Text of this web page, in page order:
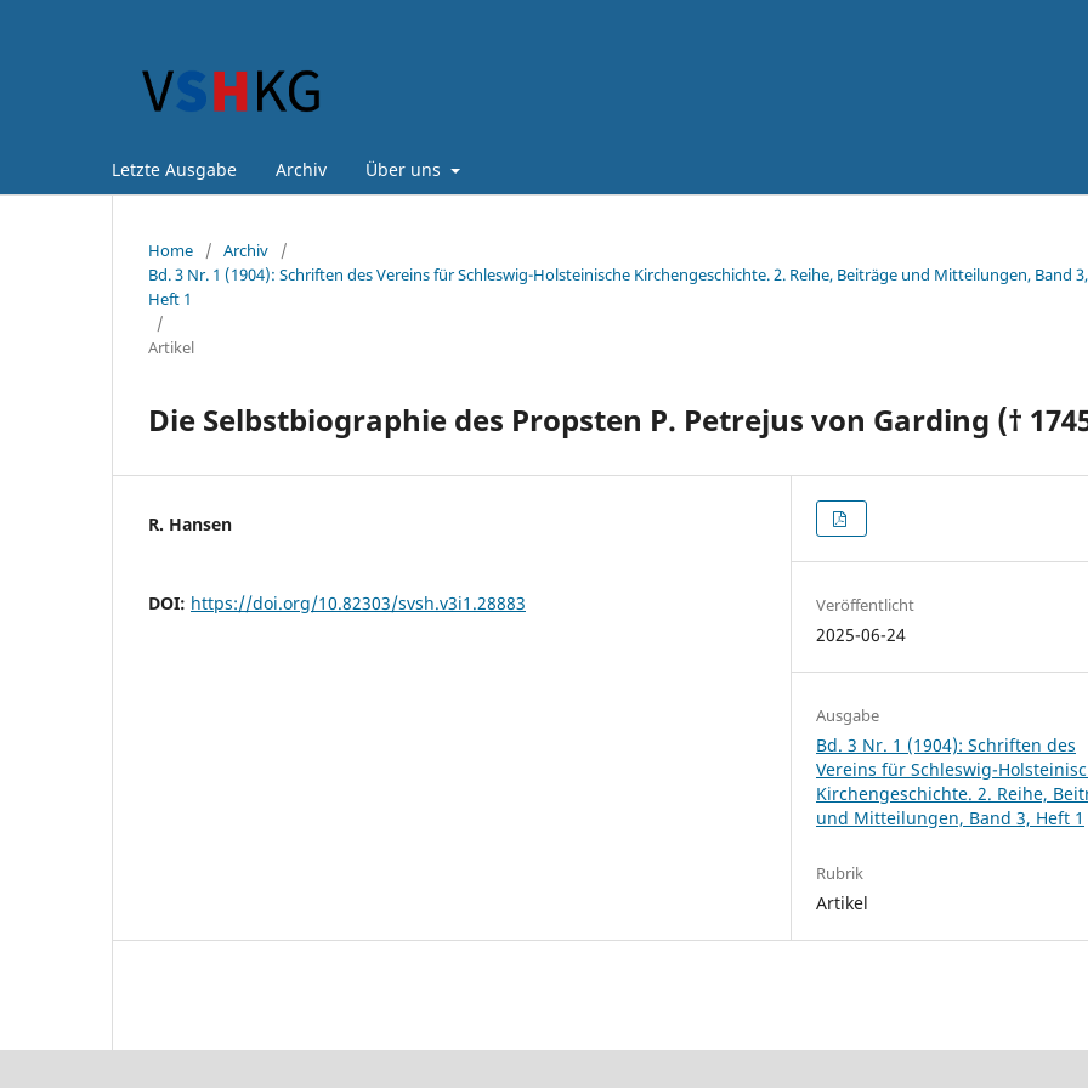
Letzte Ausgabe Archiv Über uns
Home / Archiv
/
Bd. 3 Nr. 1 (1904): Schriften des Vereins für Schleswig-Holsteinische Kirchengeschichte. 2. Reihe, Beiträge und Mitteilungen, Band 3,
Heft 1
/
Artikel
Die Selbstbiographie des Propsten P. Petrejus von Garding (†
R. Hansen
DOI: https://doi.org/10.82303/svsh.v3i1.28883 Veröffentlicht
2025-06-24
Ausgabe
Bd. 3 Nr. 1 (1904): Schriften des
Vereins für Schleswig-
Kirchengeschichte. 2. Reihe,
und Mitteilungen, Band 3, Heft 1
Rubrik
Artikel